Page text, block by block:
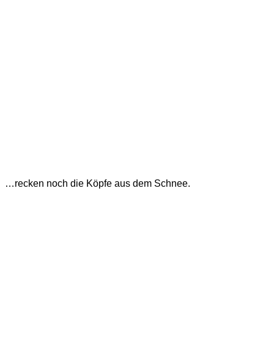
…recken noch die Köpfe aus dem Schnee.